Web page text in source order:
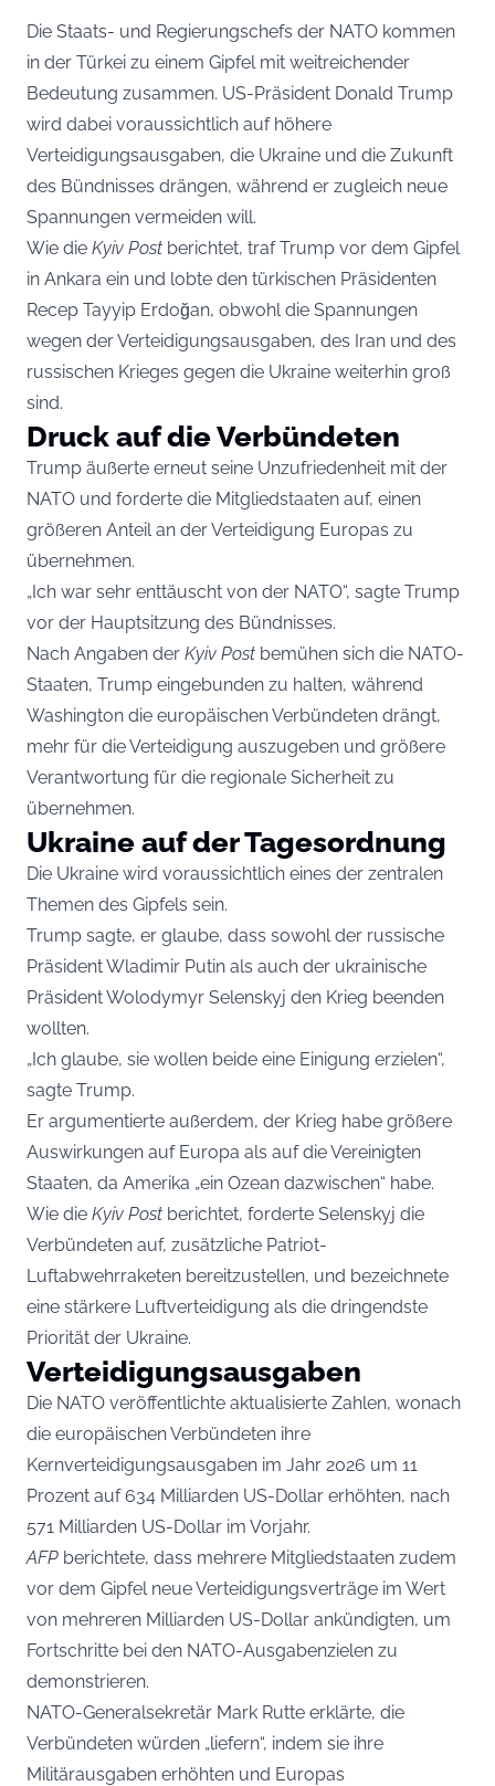
Die Staats- und Regierungschefs der NATO kommen
in der Türkei zu einem Gipfel mit weitreichender
Bedeutung zusammen. US-Präsident Donald Trump
wird dabei voraussichtlich auf höhere
Verteidigungsausgaben, die Ukraine und die Zukunft
des Bündnisses drängen, während er zugleich neue
Spannungen vermeiden will.
Wie die Kyiv Post berichtet, traf Trump vor dem Gipfel
in Ankara ein und lobte den türkischen Präsidenten
Recep Tayyip Erdoğan, obwohl die Spannungen
wegen der Verteidigungsausgaben, des Iran und des
russischen Krieges gegen die Ukraine weiterhin groß
sind.
Druck auf die Verbündeten
Trump äußerte erneut seine Unzufriedenheit mit der
NATO und forderte die Mitgliedstaaten auf, einen
größeren Anteil an der Verteidigung Europas zu
übernehmen.
„Ich war sehr enttäuscht von der NATO“, sagte Trump
vor der Hauptsitzung des Bündnisses.
Nach Angaben der Kyiv Post bemühen sich die NATO-
Staaten, Trump eingebunden zu halten, während
Washington die europäischen Verbündeten drängt,
mehr für die Verteidigung auszugeben und größere
Verantwortung für die regionale Sicherheit zu
übernehmen.
Ukraine auf der Tagesordnung
Die Ukraine wird voraussichtlich eines der zentralen
Themen des Gipfels sein.
Trump sagte, er glaube, dass sowohl der russische
Präsident Wladimir Putin als auch der ukrainische
Präsident Wolodymyr Selenskyj den Krieg beenden
wollten.
„Ich glaube, sie wollen beide eine Einigung erzielen“,
sagte Trump.
Er argumentierte außerdem, der Krieg habe größere
Auswirkungen auf Europa als auf die Vereinigten
Staaten, da Amerika „ein Ozean dazwischen“ habe.
Wie die Kyiv Post berichtet, forderte Selenskyj die
Verbündeten auf, zusätzliche Patriot-
Luftabwehrraketen bereitzustellen, und bezeichnete
eine stärkere Luftverteidigung als die dringendste
Priorität der Ukraine.
Verteidigungsausgaben
Die NATO veröffentlichte aktualisierte Zahlen, wonach
die europäischen Verbündeten ihre
Kernverteidigungsausgaben im Jahr 2026 um 11
Prozent auf 634 Milliarden US-Dollar erhöhten, nach
571 Milliarden US-Dollar im Vorjahr.
AFP berichtete, dass mehrere Mitgliedstaaten zudem
vor dem Gipfel neue Verteidigungsverträge im Wert
von mehreren Milliarden US-Dollar ankündigten, um
Fortschritte bei den NATO-Ausgabenzielen zu
demonstrieren.
NATO-Generalsekretär Mark Rutte erklärte, die
Verbündeten würden „liefern“, indem sie ihre
Militärausgaben erhöhten und Europas